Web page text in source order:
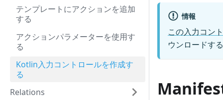
テンプレートにアクションを追加
する
アクションパラメーターを使用す
る
Kotlin入力コントロールを作成す
る
Relations
情報
この入力コン
ウンロードす